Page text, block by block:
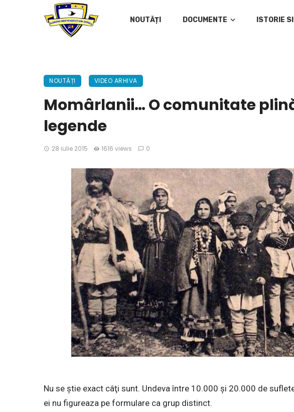
NOUTĂȚI DOCUMENTE ISTORIE
NOUTĂȚI VIDEO ARHIVA
Momârlanii… O comunitate
legende
28 iulie 2015 1616 views 0
Nu se ştie exact câţi sunt. Undeva între 10.000 şi 20.000 de
ei nu figureaza pe formulare ca grup distinct.